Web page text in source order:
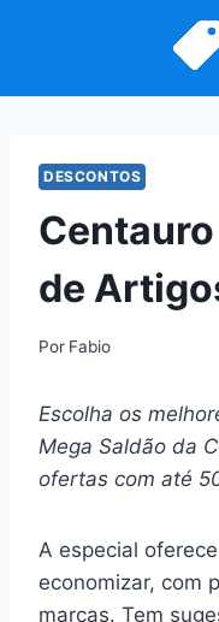
DESCONTOS
de
Por Fabio
Escolha os
Mega Saldão da
ofertas com até
A especial
economizar, com
marcas. Tem